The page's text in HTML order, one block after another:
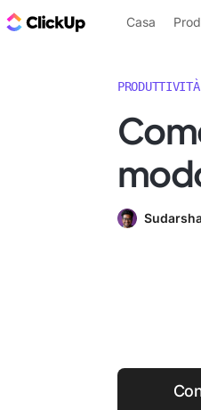
Blog di ClickUp
Casa
PRODUTTIVITÀ